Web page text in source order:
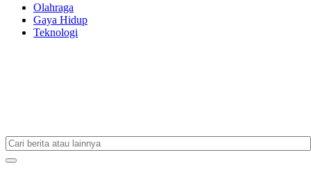
Olahraga
Gaya Hidup
Teknologi